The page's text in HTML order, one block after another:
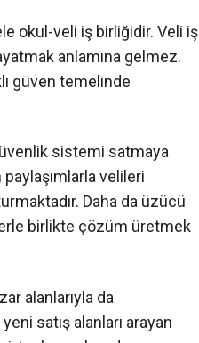
okul-veli iş birliğidir. Veli iş
anlamına gelmez.
güven temelinde
sistemi satmaya
velileri
Daha da üzücü
birlikte çözüm üretmek
alanlarıyla da
satış alanları arayan